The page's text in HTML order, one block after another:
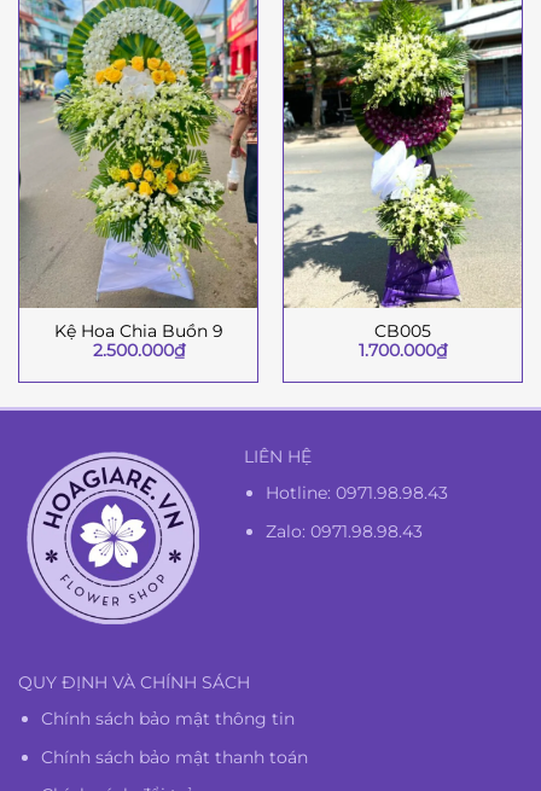
Kệ Hoa Chia Buồn 9
2.500.000₫
CB005
1.700.000₫
LIÊN HỆ
Hotline:0971.98.98.43
Zalo: 0971.98.98.43
QUY ĐỊNH VÀ CHÍNH SÁCH
Chính sách bảo mật thông tin
Chính sách bảo mật thanh toán